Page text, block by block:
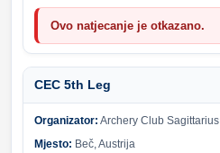
Ovo natjecanje je otkazano.
CEC 5th Leg
Organizator: Archery Club Sagittarius
Mjesto: Beč, Austrija